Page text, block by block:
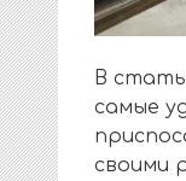
В
самые
своими